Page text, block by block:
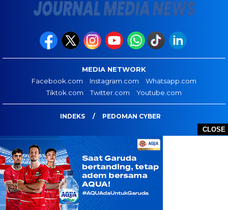
CLOSE
MEDIA NETWORK
Facebook.com
Instagram.com
Whatsapp.com
Tiktok.com
Twitter.com Youtube.com
INDEKS PEDOMAN CYBER
JOURNAL MEDIA NEWS